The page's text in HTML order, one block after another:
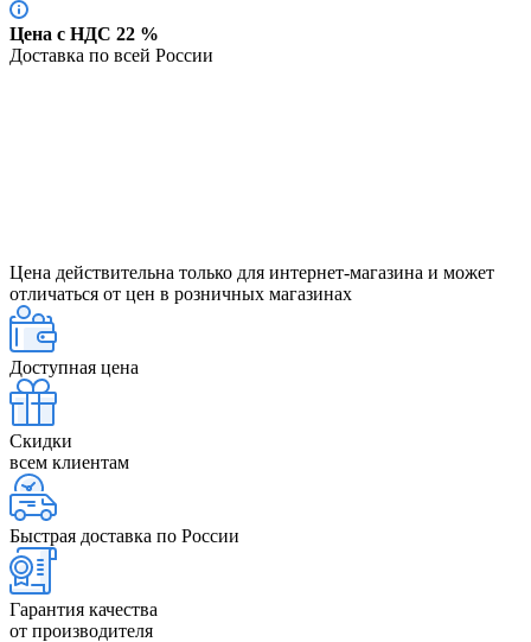
Цена с НДС 22 %
Доставка по всей России
Цена действительна только для интернет-магазина и может
отличаться от цен в розничных магазинах
Доступная цена
Скидки
всем клиентам
Быстрая доставка по России
Гарантия качества
от производителя